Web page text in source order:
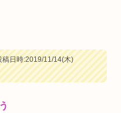
日時:2019/11/14(木)